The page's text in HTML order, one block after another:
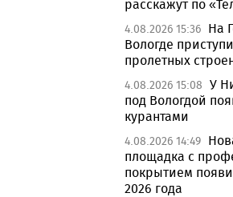
расскажут по
4.08.2026 15:36 На
Вологде
пролетных
4.08.2026 15:08 У
под Вологдой
курантами
4.08.2026 14:49
площадка с
покрытием
2026 года